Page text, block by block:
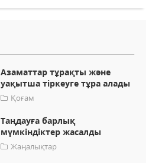
Азаматтар тұрақты және
уақытша тіркеуге тұра алады
Қоғам
Таңдауға барлық
мүмкіндіктер жасалды
Жаңалықтар